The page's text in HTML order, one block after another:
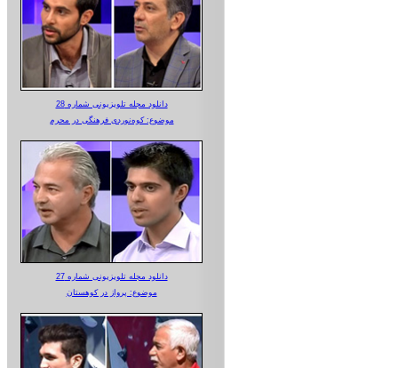
دانلود مجله تلویزیونی شماره 28
موضوع: کوه‌نوردی فرهنگی در محرم
دانلود مجله تلویزیونی شماره 27
موضوع: پرواز در کوهستان